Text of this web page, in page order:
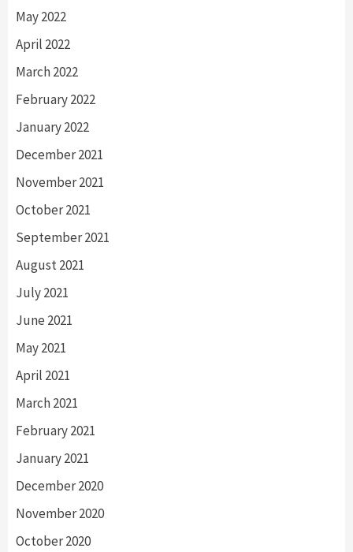
May 2022
April 2022
March 2022
February 2022
January 2022
December 2021
November 2021
October 2021
September 2021
August 2021
July 2021
June 2021
May 2021
April 2021
March 2021
February 2021
January 2021
December 2020
November 2020
October 2020